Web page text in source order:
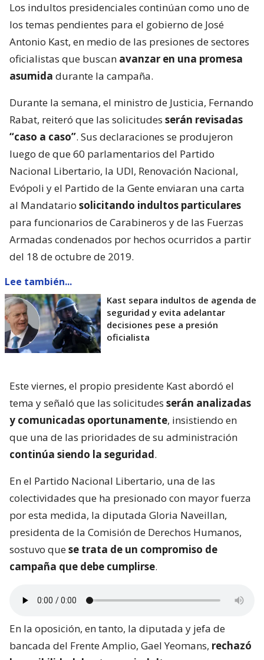
Los indultos presidenciales continúan como uno de
los temas pendientes para el gobierno de José
Antonio Kast, en medio de las presiones de sectores
oficialistas que buscan avanzar en una promesa
asumida durante la campaña.
Durante la semana, el ministro de Justicia, Fernando
Rabat, reiteró que las solicitudes serán revisadas
“caso a caso”. Sus declaraciones se produjeron
luego de que 60 parlamentarios del Partido
Nacional Libertario, la UDI, Renovación Nacional,
Evópoli y el Partido de la Gente enviaran una carta
al Mandatario solicitando indultos particulares
para funcionarios de Carabineros y de las Fuerzas
Armadas condenados por hechos ocurridos a partir
del 18 de octubre de 2019.
Lee también...
Kast separa indultos de agenda de
seguridad y evita adelantar
decisiones pese a presión
oficialista
Este viernes, el propio presidente Kast abordó el
tema y señaló que las solicitudes serán analizadas
y comunicadas oportunamente, insistiendo en
que una de las prioridades de su administración
continúa siendo la seguridad.
En el Partido Nacional Libertario, una de las
colectividades que ha presionado con mayor fuerza
por esta medida, la diputada Gloria Naveillan,
presidenta de la Comisión de Derechos Humanos,
sostuvo quese trata de un compromiso de
campaña que debe cumplirse.
En la oposición, en tanto, la diputada y jefa de
bancada del Frente Amplio, Gael Yeomans, rechazó